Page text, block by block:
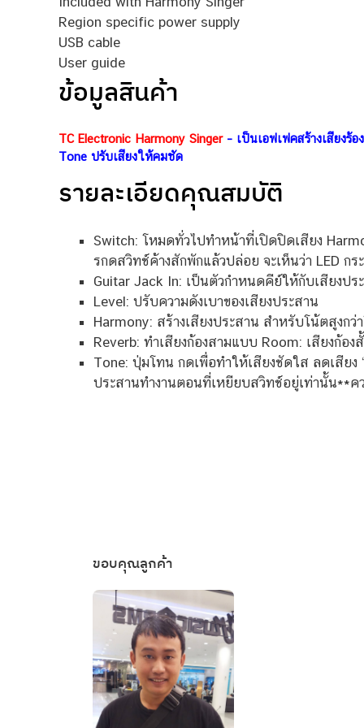
Region specific power supply
USB cable
User guide
ข้อมูลสินค้า
TC Electronic Harmony Singer – เป็นเอฟเฟคสร้างเสียงร้
Tone ปรับเสียงให้คมชัด
รายละเอียดคุณสมบัติ
Switch: โหมดทั่วไปทำหน้าที่เปิดปิดเสียง
รกดสวิทช์ค้างสักพักแล้วปล่อย จะเห็นว่า LED ก
Guitar Jack In: เป็นตัวกำหนดคีย์ให้กับเสียงป
Level: ปรับความดังเบาของเสียงประสาน
Harmony: สร้างเสียงประสาน สำหรับโน้ตสูงก
Reverb: ทำเสียงก้องสามแบบ Room: เสียงก้อง
Tone: ปุ่มโทน กดเพื่อทำให้เสียงชัดใส ลดเสียง
ประสานทำงานตอนที่เหยียบสวิทช์อยู่เท่านั้น**ค
ขอบคุณลูกค้า